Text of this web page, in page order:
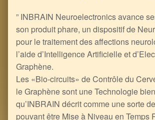
” INBRAIN Neuroelectronics avance
son produit phare, un dispositif de
pour le traitement des affections
l’aide d’Intelligence Artificielle et
Graphène.
Les «Bio-circuits» de Contrôle du
le Graphène sont une Technologie
qu’INBRAIN décrit comme une sorte
pouvant être Mise à Niveau en